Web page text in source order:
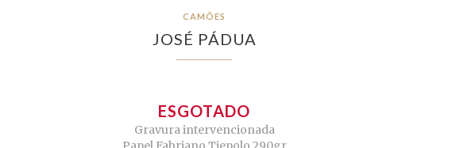
CAMÕES
JOSÉ PÁDUA
ESGOTADO
Gravura intervencionada